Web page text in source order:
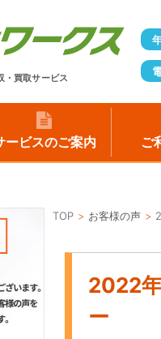
・買取サービス
ービスのご案内 ご
TOP お客様の声
2022
ー